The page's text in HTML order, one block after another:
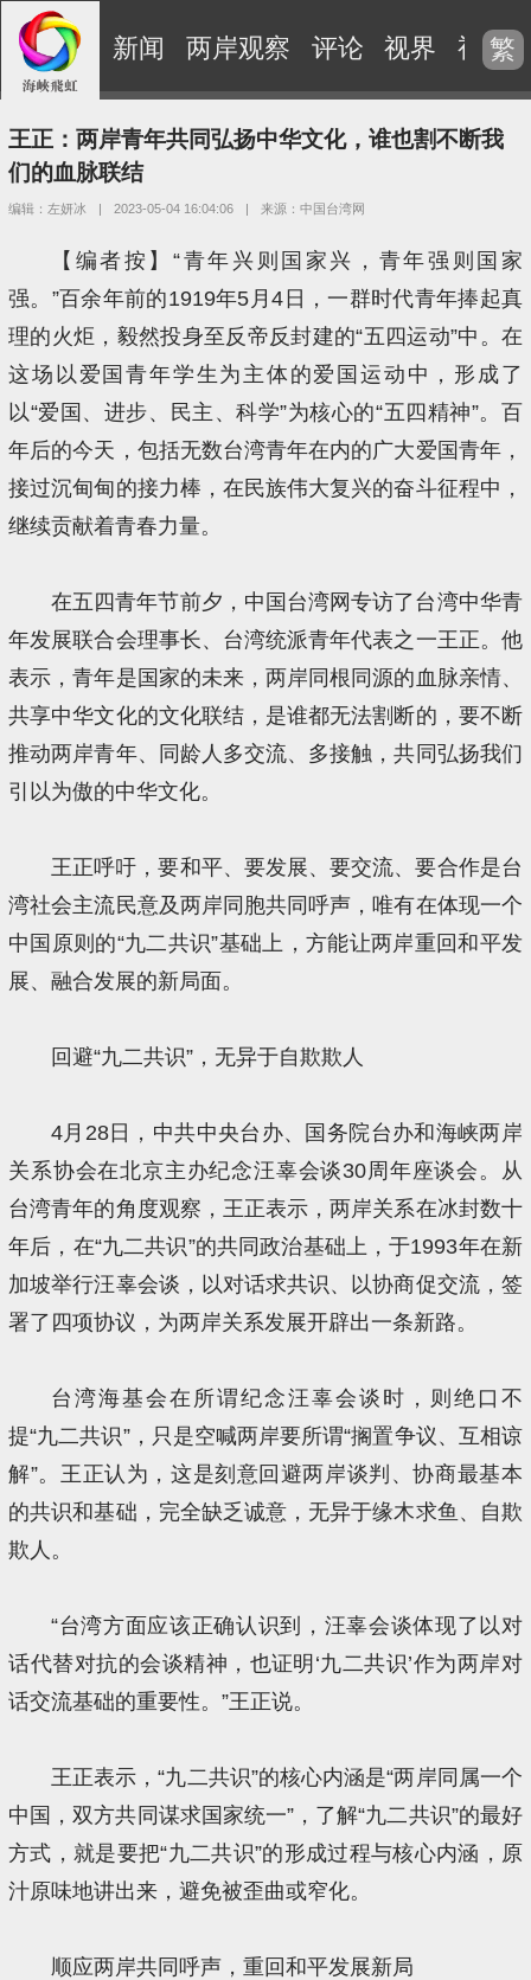
新闻 两岸观察 评论 视界 视频
繁
王正：两岸青年共同弘扬中华文化，谁也割不断我
们的血脉联结
编辑：左妍冰 | 2023-05-04 16:04:06 | 来源：中国台湾网
【编者按】“青年兴则国家兴，青年强则国家
强。”百余年前的1919年5月4日，一群时代青年捧起真
理的火炬，毅然投身至反帝反封建的“五四运动”中。在
这场以爱国青年学生为主体的爱国运动中，形成了
以“爱国、进步、民主、科学”为核心的“五四精神”。百
年后的今天，包括无数台湾青年在内的广大爱国青年，
接过沉甸甸的接力棒，在民族伟大复兴的奋斗征程中，
继续贡献着青春力量。
在五四青年节前夕，中国台湾网专访了台湾中华青
年发展联合会理事长、台湾统派青年代表之一王正。他
表示，青年是国家的未来，两岸同根同源的血脉亲情、
共享中华文化的文化联结，是谁都无法割断的，要不断
推动两岸青年、同龄人多交流、多接触，共同弘扬我们
引以为傲的中华文化。
王正呼吁，要和平、要发展、要交流、要合作是台
湾社会主流民意及两岸同胞共同呼声，唯有在体现一个
中国原则的“九二共识”基础上，方能让两岸重回和平发
展、融合发展的新局面。
回避“九二共识”，无异于自欺欺人
4月28日，中共中央台办、国务院台办和海峡两岸
关系协会在北京主办纪念汪辜会谈30周年座谈会。从
台湾青年的角度观察，王正表示，两岸关系在冰封数十
年后，在“九二共识”的共同政治基础上，于1993年在新
加坡举行汪辜会谈，以对话求共识、以协商促交流，签
署了四项协议，为两岸关系发展开辟出一条新路。
台湾海基会在所谓纪念汪辜会谈时，则绝口不
提“九二共识”，只是空喊两岸要所谓“搁置争议、互相谅
解”。王正认为，这是刻意回避两岸谈判、协商最基本
的共识和基础，完全缺乏诚意，无异于缘木求鱼、自欺
欺人。
“台湾方面应该正确认识到，汪辜会谈体现了以对
话代替对抗的会谈精神，也证明‘九二共识’作为两岸对
话交流基础的重要性。”王正说。
王正表示，“九二共识”的核心内涵是“两岸同属一个
中国，双方共同谋求国家统一”，了解“九二共识”的最好
方式，就是要把“九二共识”的形成过程与核心内涵，原
汁原味地讲出来，避免被歪曲或窄化。
顺应两岸共同呼声，重回和平发展新局